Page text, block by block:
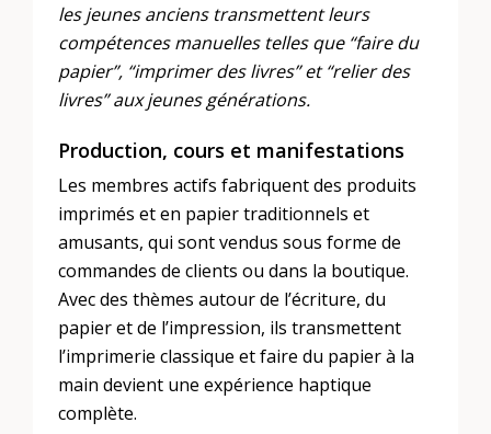
les jeunes anciens transmettent leurs
compétences manuelles telles que “faire du
papier”, “imprimer des livres” et “relier des
livres” aux jeunes générations.
Production, cours et manifestations
Les membres actifs fabriquent des produits
imprimés et en papier traditionnels et
amusants, qui sont vendus sous forme de
commandes de clients ou dans la boutique.
Avec des thèmes autour de l’écriture, du
papier et de l’impression, ils transmettent
l’imprimerie classique et faire du papier à la
main devient une expérience haptique
complète.